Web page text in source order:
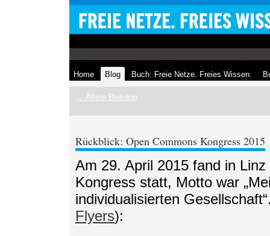
Home Blog Buch: Freie Netze. Freies Wissen.
← Ältere Beiträge
Rückblick: Open Commons Kongress 2015
Am 29. April 2015 fand in
Kongress statt, Motto war
individualisierten
Flyers):